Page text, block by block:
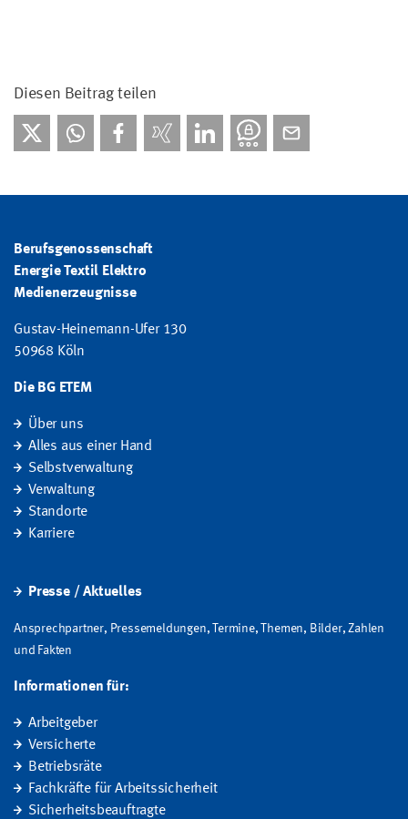
Diesen Beitrag teilen
Berufsgenossenschaft
Energie Textil Elektro
Medienerzeugnisse
Gustav-Heinemann-Ufer 130
50968 Köln
Die BG ETEM
Über uns
Alles aus einer Hand
Selbstverwaltung
Verwaltung
Standorte
Karriere
Presse / Aktuelles
Ansprechpartner, Pressemeldungen, Termine, Themen, Bilder, Zahlen
und Fakten
Informationen für:
Arbeitgeber
Versicherte
Betriebsräte
Fachkräfte für Arbeitssicherheit
Sicherheitsbeauftragte